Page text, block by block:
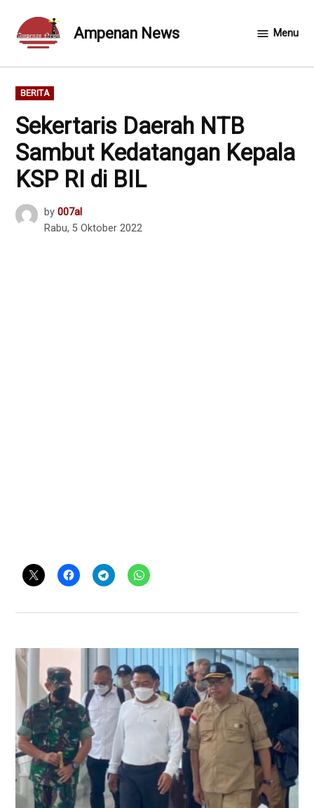
content
Ampenan News Menu
POSTED
IN
BERITA
Sekertaris Daerah NTB
Sambut Kedatangan Kepala
KSP RI di BIL
by 007al
Rabu, 5 Oktober 2022